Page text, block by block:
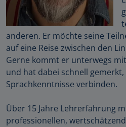
anderen. Er möchte seine
auf eine Reise zwischen den
Gerne kommt er unterwegs
und hat dabei schnell
Sprachkenntnisse verbinden.
Über 15 Jahre Lehrerfahrung
professionellen,